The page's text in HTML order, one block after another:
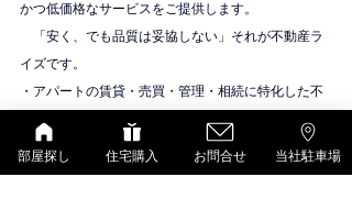
かつ低価格なサービスをご提供します。
「安く、でも品質は妥協しない」それが不動産ラ
イズです。
・アパートの賃貸・売買・管理・相続に特化した不
物件紹介
シャーメゾン（積水ハウス）
部屋探し 住宅購入 お問合せ 当社駐車場